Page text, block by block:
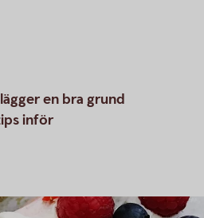
en bra grund
inför